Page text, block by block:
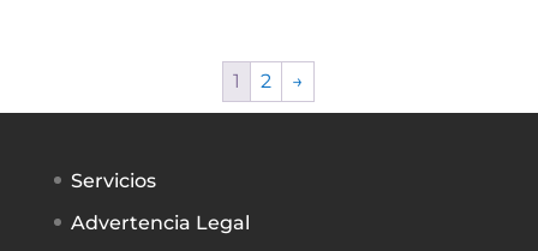
1 2 →
Servicios
Advertencia Legal